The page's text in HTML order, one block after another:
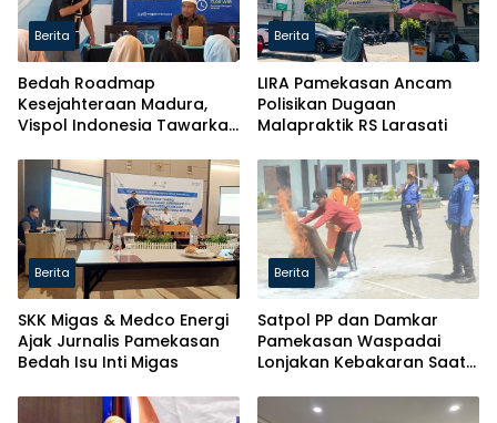
Berita
Bedah Roadmap
Kesejahteraan Madura,
Vispol Indonesia Tawarkan
Pendidikan hingga Hilirisasi
Berita
LIRA Pamekasan Ancam
Polisikan Dugaan
Malapraktik RS Larasati
Berita
SKK Migas & Medco Energi
Ajak Jurnalis Pamekasan
Bedah Isu Inti Migas
Berita
Satpol PP dan Damkar
Pamekasan Waspadai
Lonjakan Kebakaran Saat